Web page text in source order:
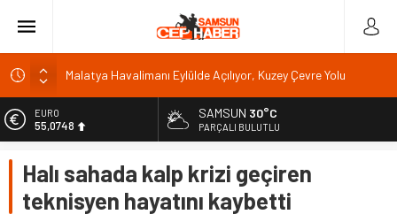
Malatya Havalimanı Eylülde Açılıyor, Kuzey Çevre Yolu
Akülü aracındayken otomobilin çarptığı emekli astsubay
öldü
Isparta’da bisiklet kupası heyecanı 371 sporcuyla sürüyor
Dumandan etkilenen bekçiyi emniyet müdürü ziyaret etti
EURO
55,0748
6.623,43
BİST
13.785,25
SAMSUN 30°C
PARÇALI BULUTLU
Halı sahada kalp krizi geçiren
teknisyen hayatını kaybetti